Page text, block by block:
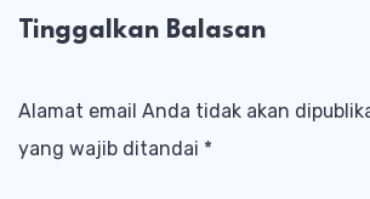
Tinggalkan Balasan
Alamat email Anda tidak akan
yang wajib ditandai *